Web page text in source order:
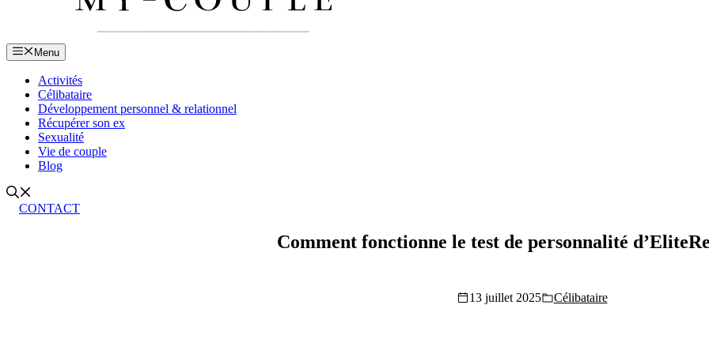
Menu
Activités
Célibataire
Développement personnel & relationnel
Récupérer son ex
Sexualité
Vie de couple
Blog
CONTACT
Comment fonctionne le test de personnalité
13 juillet 2025 Célibataire